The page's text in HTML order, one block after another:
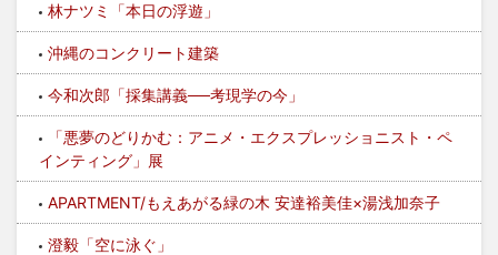
林ナツミ「本日の浮遊」
沖縄のコンクリート建築
今和次郎「採集講義──考現学の今」
「悪夢のどりかむ：アニメ・エクスプレッショニスト・ペ
インティング」展
APARTMENT/もえあがる緑の木 安達裕美佳×湯浅加奈子
澄毅「空に泳ぐ」